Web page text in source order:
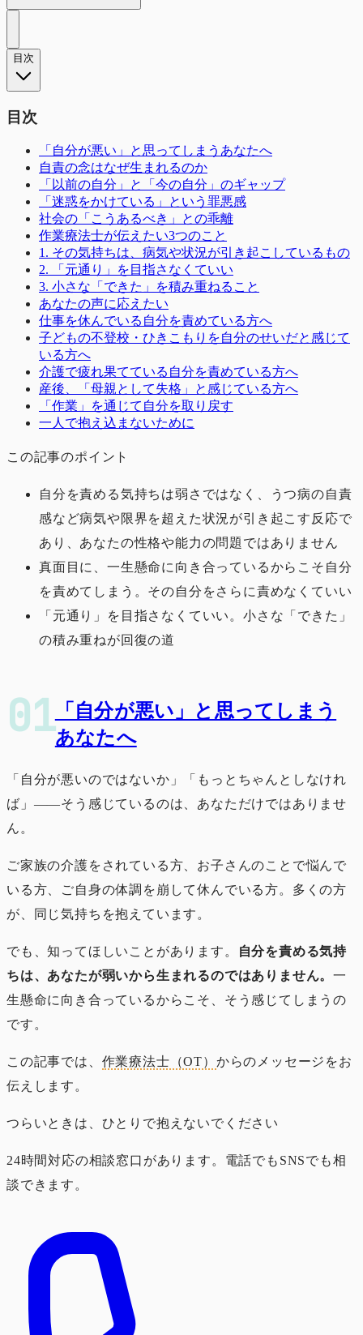
目次
目次
「自分が悪い」と思ってしまうあなたへ
自責の念はなぜ生まれるのか
「以前の自分」と「今の自分」のギャップ
「迷惑をかけている」という罪悪感
社会の「こうあるべき」との乖離
作業療法士が伝えたい3つのこと
1. その気持ちは、病気や状況が引き起こしているもの
2. 「元通り」を目指さなくていい
3. 小さな「できた」を積み重ねること
あなたの声に応えたい
仕事を休んでいる自分を責めている方へ
子どもの不登校・ひきこもりを自分のせいだと感じて
いる方へ
介護で疲れ果てている自分を責めている方へ
産後、「母親として失格」と感じている方へ
「作業」を通じて自分を取り戻す
一人で抱え込まないために
この記事のポイント
自分を責める気持ちは弱さではなく、うつ病の自責
感など病気や限界を超えた状況が引き起こす反応で
あり、あなたの性格や能力の問題ではありません
真面目に、一生懸命に向き合っているからこそ自分
を責めてしまう。その自分をさらに責めなくていい
「元通り」を目指さなくていい。小さな「できた」
の積み重ねが回復の道
「自分が悪い」と思ってしまう
あなたへ
「自分が悪いのではないか」「もっとちゃんとしなけれ
ば」――そう感じているのは、あなただけではありませ
ん。
ご家族の介護をされている方、お子さんのことで悩んで
いる方、ご自身の体調を崩して休んでいる方。多くの方
が、同じ気持ちを抱えています。
でも、知ってほしいことがあります。
自分を責める気持
ちは、あなたが弱いから生まれるのではありません。一
生懸命に向き合っているからこそ、そう感じてしまうの
です。
この記事では、 作業療法士（OT） からのメッセージをお
伝えします。
つらいときは、ひとりで抱えないでください
24時間対応の相談窓口があります。電話でもSNSでも相
談できます。